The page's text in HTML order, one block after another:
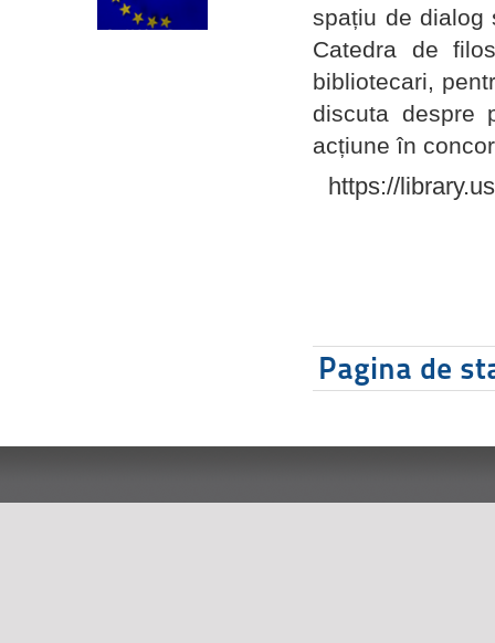
spațiu de dialog
Catedra de
bibliotecari,
discuta despre
acțiune în
https://
Pagina de